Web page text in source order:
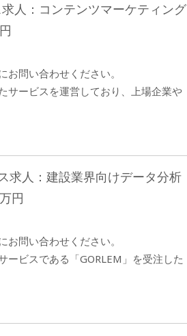
人：コンテンツマーケティング
問い合わせください。
サービスを運営しており、上場企業や
求人：建設業界向けデータ分析
円
問い合わせください。
ービスである「GORLEM」を受注した